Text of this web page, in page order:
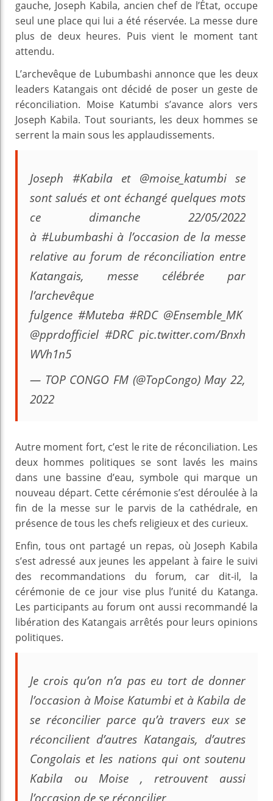
gauche, Joseph Kabila, ancien chef de l’État, occupe
seul une place qui lui a été réservée. La messe dure
plus de deux heures. Puis vient le moment tant
attendu.
L’archevêque de Lubumbashi annonce que les deux
leaders Katangais ont décidé de poser un geste de
réconciliation. Moise Katumbi s’avance alors vers
Joseph Kabila. Tout souriants, les deux hommes se
serrent la main sous les applaudissements.
Joseph #Kabila et @moise_katumbi se
sont salués et ont échangé quelques mots
ce dimanche 22/05/2022
à #Lubumbashi à l’occasion de la messe
relative au forum de réconciliation entre
Katangais, messe célébrée par
l’archevêque
fulgence #Muteba #RDC @Ensemble_MK
@pprdofficiel #DRC pic.twitter.com/Bnxh
WVh1n5
— TOP CONGO FM (@TopCongo) May 22,
2022
Autre moment fort, c’est le rite de réconciliation. Les
deux hommes politiques se sont lavés les mains
dans une bassine d’eau, symbole qui marque un
nouveau départ. Cette cérémonie s’est déroulée à la
fin de la messe sur le parvis de la cathédrale, en
présence de tous les chefs religieux et des curieux.
Enfin, tous ont partagé un repas, où Joseph Kabila
s’est adressé aux jeunes les appelant à faire le suivi
des recommandations du forum, car dit-il, la
cérémonie de ce jour vise plus l’unité du Katanga.
Les participants au forum ont aussi recommandé la
libération des Katangais arrêtés pour leurs opinions
politiques.
Je crois qu’on n’a pas eu tort de donner
l’occasion à Moise Katumbi et à Kabila de
se réconcilier parce qu’à travers eux se
réconcilient d’autres Katangais, d’autres
Congolais et les nations qui ont soutenu
Kabila ou Moise , retrouvent aussi
l’occasion de se réconcilier